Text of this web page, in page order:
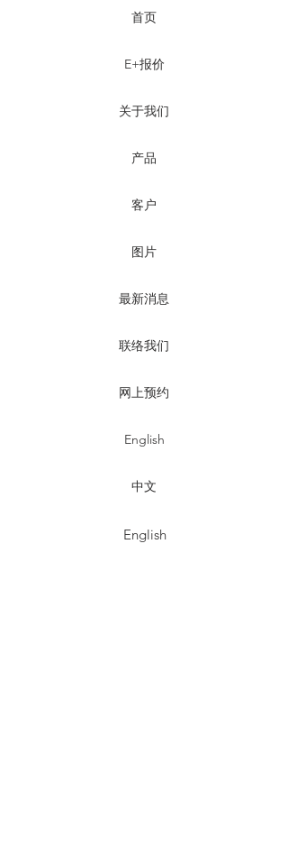
English
首页
E+报价
关于我们
产品
客户
图片
最新消息
联络我们
网上预约
English
中文